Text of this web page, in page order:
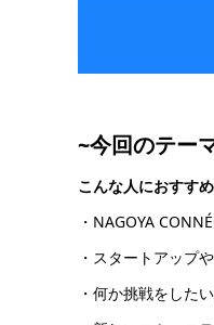
~今回のテー
こんな人におすす
・NAGOYA
・スタートアップ
・何か挑戦をした